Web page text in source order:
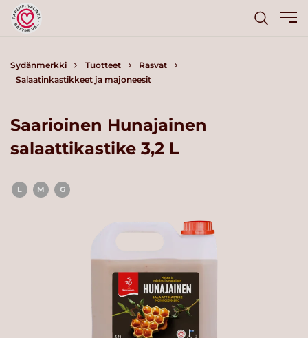
Sydänmerkki Tuotteet
Rasvat
Salaatinkastikkeet ja majoneesit
Saarioinen Hunajainen
salaattikastike 3,2 L
L M G